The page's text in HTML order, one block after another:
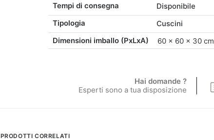
Tempi di consegna
Disponibile
Tipologia
Cuscini
Dimensioni imballo (PxLxA)
60 × 60 × 30 cm
Hai domande ?
Esperti sono a tua disposizione
PRODOTTI CORRELATI